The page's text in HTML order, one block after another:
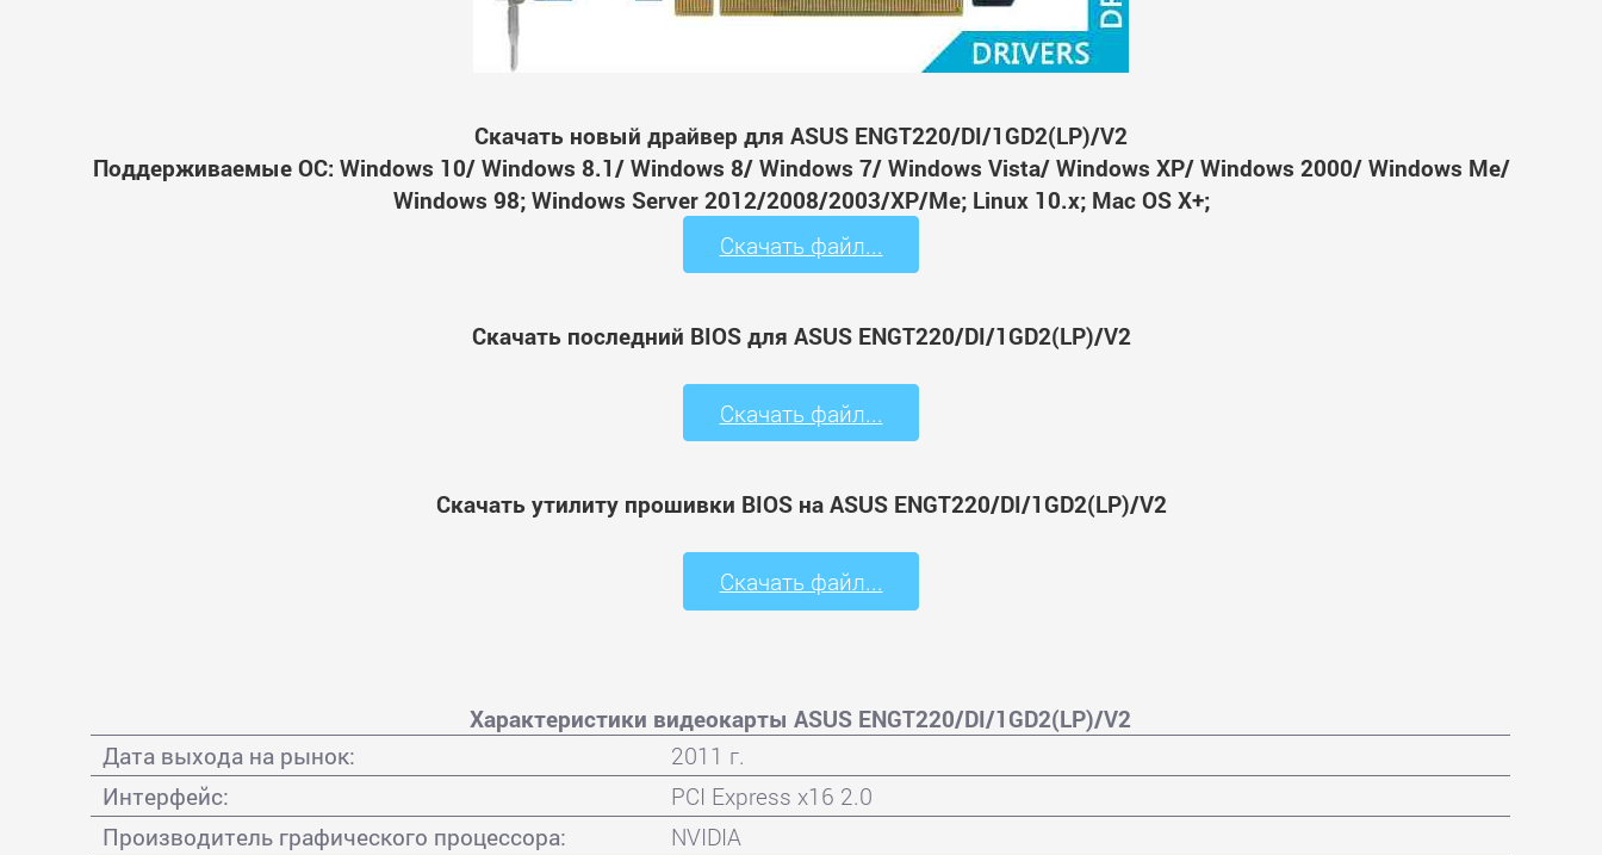
Скачать новый драйвер для ASUS ENGT220/DI/1GD2(LP)/V2
Поддерживаемые ОС: Windows 10/ Windows 8.1/ Windows 8/ Windows 7/ Windows Vista/ Windows XP/ Windows 2000/ Windows Me/
Windows 98; Windows Server 2012/2008/2003/XP/Me; Linux 10.x; Mac OS X+;
Скачать файл...
Скачать последний BIOS для ASUS ENGT220/DI/1GD2(LP)/V2
Скачать файл...
Скачать утилиту прошивки BIOS на ASUS ENGT220/DI/1GD2(LP)/V2
Скачать файл...
Характеристики видеокарты ASUS ENGT220/DI/1GD2(LP)/V2
Дата выхода на рынок:
2011 г.
Интерфейс:
PCI Express x16 2.0
Производитель графического процессора:
NVIDIA